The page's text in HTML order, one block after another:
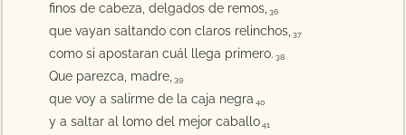
finos de cabeza, delgados de remos, 36
que vayan saltando con claros relinchos, 37
como si apostaran cuál llega primero. 38
Que parezca, madre, 39
que voy a salirme de la caja negra 40
y a saltar al lomo del mejor caballo 41